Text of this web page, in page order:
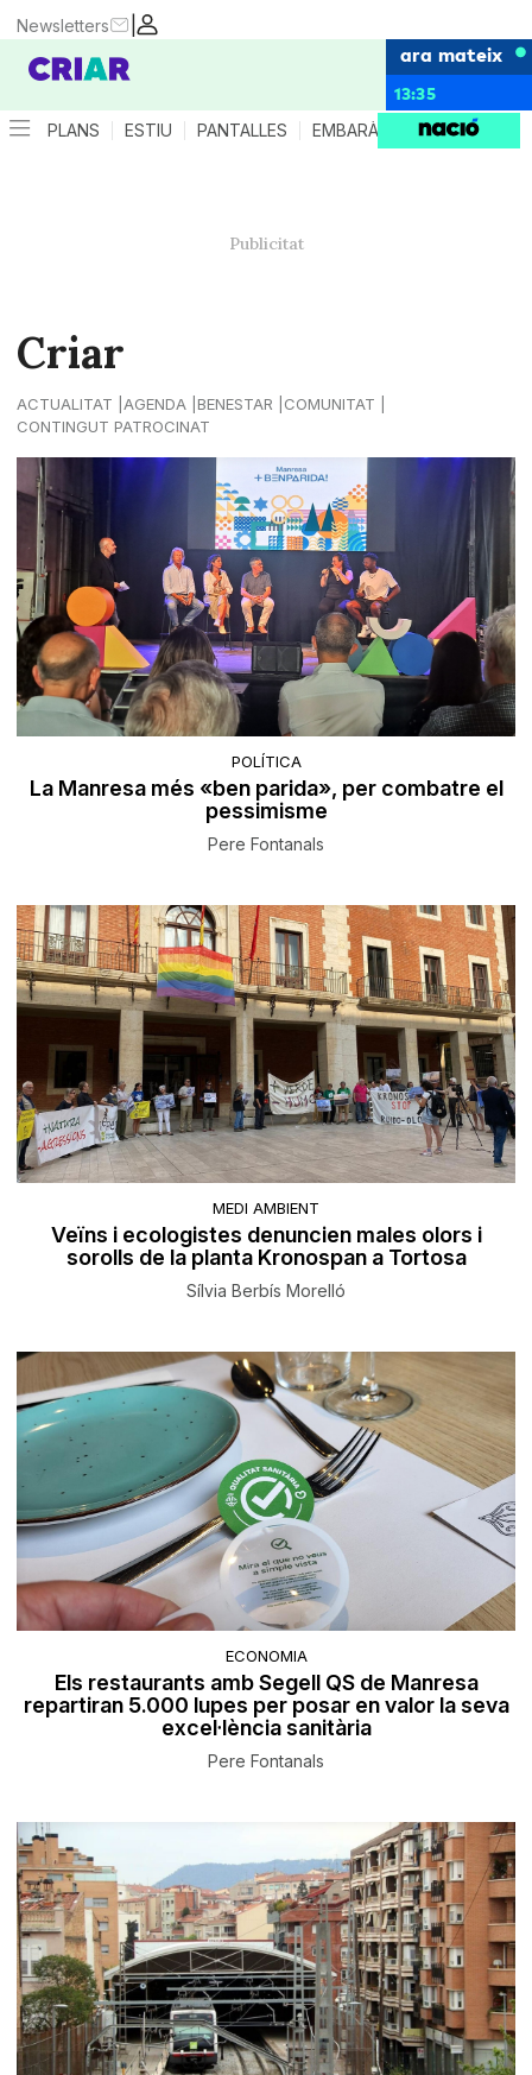
|
Newsletters
ara mateix
13:35
PLANS ESTIU PANTALLES EMBARÀS CRIANÇA
Criar
ACTUALITAT AGENDA BENESTAR
COMUNITAT
CONTINGUT PATROCINAT
POLÍTICA
La Manresa més «ben parida», per combatre el
pessimisme
Pere Fontanals
MEDI AMBIENT
Veïns i ecologistes denuncien males olors i
sorolls de la planta Kronospan a Tortosa
Sílvia Berbís Morelló
ECONOMIA
Els restaurants amb Segell QS de Manresa
repartiran 5.000 lupes per posar en valor la seva
excel·lència sanitària
Pere Fontanals